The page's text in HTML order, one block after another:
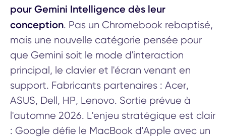
pour Gemini Intelligence dès leur
conception. Pas un Chromebook rebaptisé,
mais une nouvelle catégorie pensée pour
que Gemini soit le mode d'interaction
principal, le clavier et l'écran venant en
support. Fabricants partenaires : Acer,
ASUS, Dell, HP, Lenovo. Sortie prévue à
l'automne 2026. L'enjeu stratégique est clair
: Google défie le MacBook d'Apple avec un